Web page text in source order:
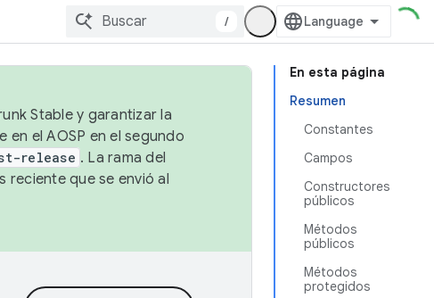
/
En esta página
Resumen
Constantes
Campos
Constructores
públicos
Métodos
públicos
Métodos
protegidos
Stable y garantizar la
el AOSP en el segundo
release . La rama del
reciente que se envió al